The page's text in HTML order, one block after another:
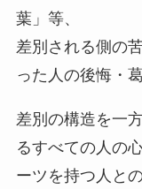
葉」等、
差別される側の
った人の後悔・
差別の構造を一
るすべての人の
ーツを持つ人と